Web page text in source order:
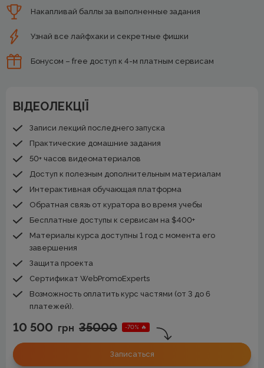
Накапливай баллы за выполненные задания
Узнай все лайфхаки и секретные фишки
Бонусом – free доступ к 4-м платным сервисам
ВІДЕОЛЕКЦІЇ
Записи лекций последнего запуска
Практические домашние задания
50+ часов видеоматериалов
Доступ к полезным дополнительным материалам
Интерактивная обучающая платформа
Обратная связь от куратора во время учебы
Бесплатные доступы к сервисам на $400+
Материалы курса доступны 1 год с момента его
завершения
Защита проекта
Сертификат WebPromoExperts
Возможность оплатить курс частями (от 3 до 6
платежей).
10 500 грн 35000 -70% 🔥
Записаться